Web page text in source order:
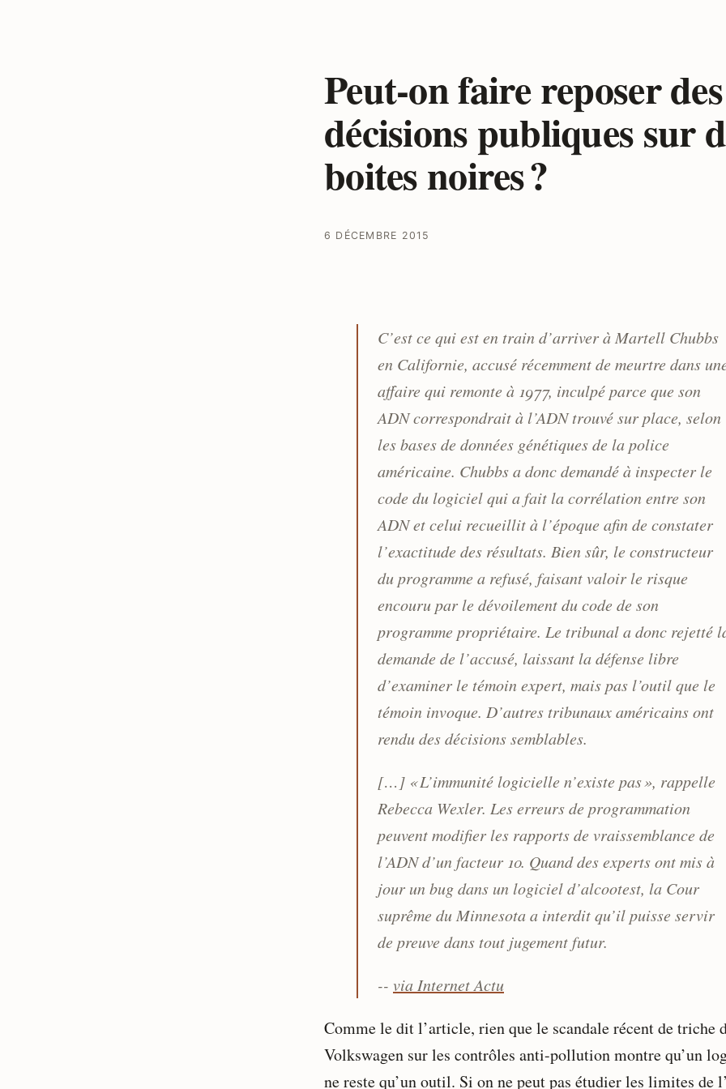
Peut-on faire reposer des
décisions publiques sur
boites noires ?
6 DÉCEMBRE 2015
C’est ce qui est en train d’arriver à Martell Chubbs
en Californie, accusé récemment de meurtre dans
affaire qui remonte à 1977, inculpé parce que son
ADN correspondrait à l’ADN trouvé sur place, selon
les bases de données génétiques de la police
américaine. Chubbs a donc demandé à inspecter le
code du logiciel qui a fait la corrélation entre son
ADN et celui recueillit à l’époque afin de constater
l’exactitude des résultats. Bien sûr, le constructeur
du programme a refusé, faisant valoir le risque
encouru par le dévoilement du code de son
programme propriétaire. Le tribunal a donc rejetté
demande de l’accusé, laissant la défense libre
d’examiner le témoin expert, mais pas l’outil que le
témoin invoque. D’autres tribunaux américains ont
rendu des décisions semblables.
[…] « L’immunité logicielle n’existe pas », rappelle
Rebecca Wexler. Les erreurs de programmation
peuvent modifier les rapports de vraissemblance de
l’ADN d’un facteur 10. Quand des experts ont mis à
jour un bug dans un logiciel d’alcootest, la Cour
suprême du Minnesota a interdit qu’il puisse servir
de preuve dans tout jugement futur.
-- via Internet Actu
Comme le dit l’article, rien que le scandale récent de triche
Volkswagen sur les contrôles anti-pollution montre qu’un
ne reste qu’un outil. Si on ne peut pas étudier les limites de